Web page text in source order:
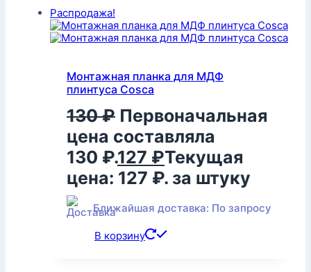
Распродажа!
Монтажная планка для МДФ
плинтуса Cosca
130₽ Первоначальная
цена составляла
130 ₽.127 ₽Текущая
цена: 127 ₽. за штуку
Ближайшая доставка: По запросу
В корзину